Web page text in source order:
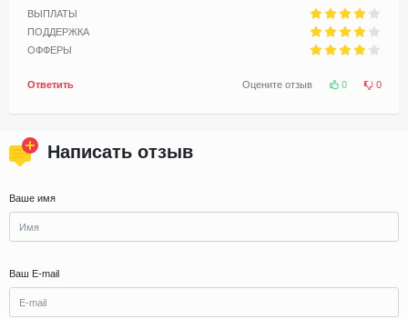
ВЫПЛАТЫ
ПОДДЕРЖКА
ОФФЕРЫ
Ответить Оцените отзыв 0 0
Написать отзыв
Ваше имя
Ваш E-mail